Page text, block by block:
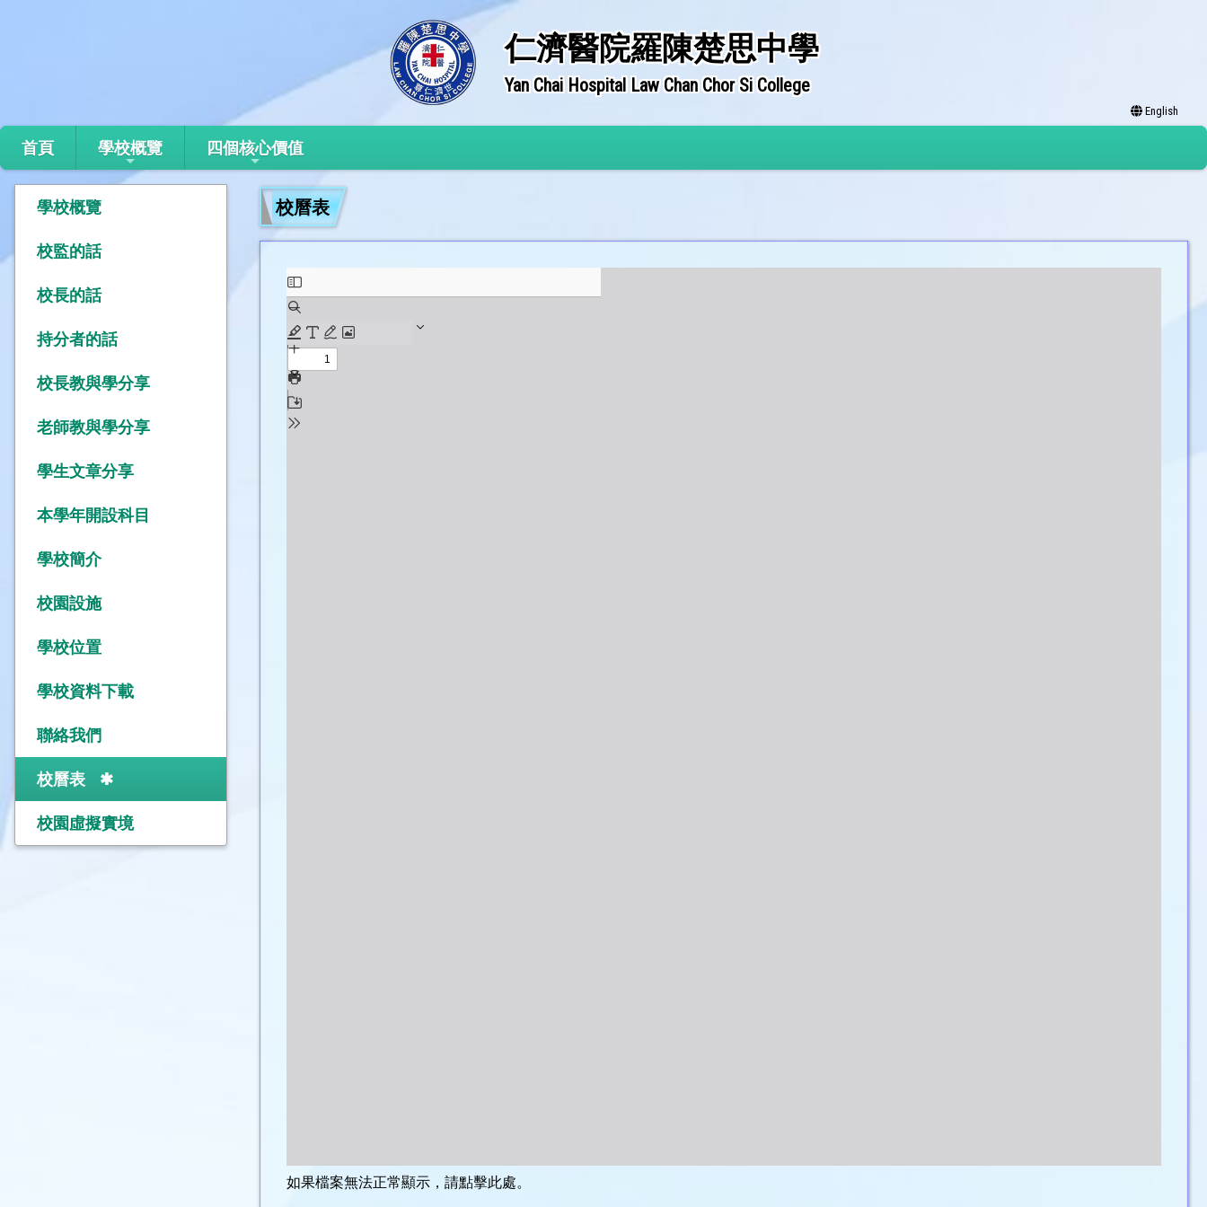
仁濟醫院羅陳楚思中學
Yan Chai Hospital Law Chan Chor Si College
English
首頁 學校概覽 四個核心價值
學校概覽
校監的話
校長的話
持分者的話
校長教與學分享
老師教與學分享
學生文章分享
本學年開設科目
學校簡介
校園設施
學校位置
學校資料下載
聯絡我們
校曆表
校園虛擬實境
校曆表
如果檔案無法正常顯示，請點擊此處。